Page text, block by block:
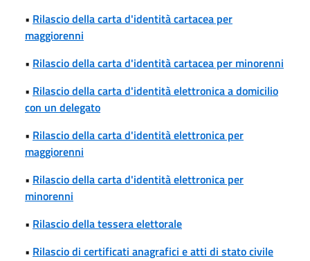
• Rilascio della carta d'identità cartacea per
maggiorenni
• Rilascio della carta d'identità cartacea per minorenni
• Rilascio della carta d'identità elettronica a domicilio
con un delegato
• Rilascio della carta d'identità elettronica per
maggiorenni
• Rilascio della carta d'identità elettronica per
minorenni
• Rilascio della tessera elettorale
• Rilascio di certificati anagrafici e atti di stato civile